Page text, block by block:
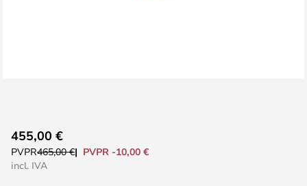
al
comienzo
455,00 €
PVPR465,00 €
PVPR -10,00 €
incl. IVA